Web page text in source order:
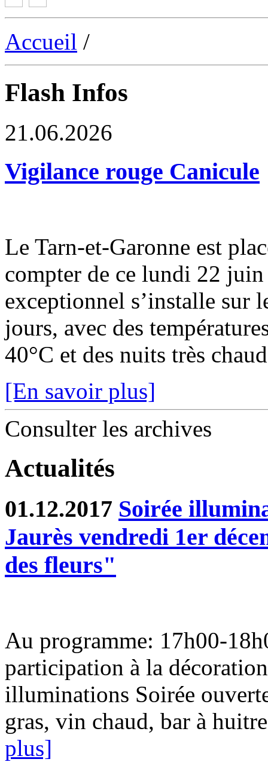
Accueil /
Flash Infos
21.06.2026
Vigilance rouge Canicule
Le Tarn-et-Garonne est
compter de ce lundi 22
exceptionnel s’installe sur
jours, avec des
40°C et des nuits très
[En savoir plus]
Consulter les archives
Actualités
01.12.2017 Soirée
Jaurès vendredi 1er
des fleurs"
Au programme: 17h00-
participation à la
illuminations Soirée
gras, vin chaud, bar à
plus]